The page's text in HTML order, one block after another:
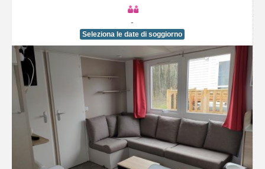
-
Seleziona le date di soggiorno